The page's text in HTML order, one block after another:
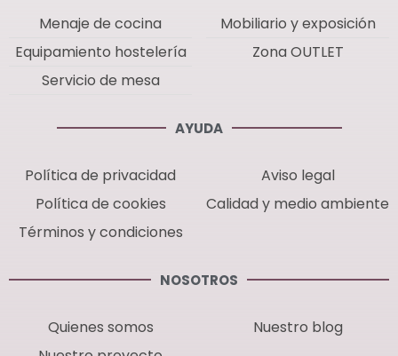
Menaje de cocina
Equipamiento hostelería
Servicio de mesa
Mobiliario y exposición
Zona OUTLET
AYUDA
Política de privacidad
Política de cookies
Términos y condiciones
Aviso legal
Calidad y medio ambiente
NOSOTROS
Quienes somos
Nuestro blog